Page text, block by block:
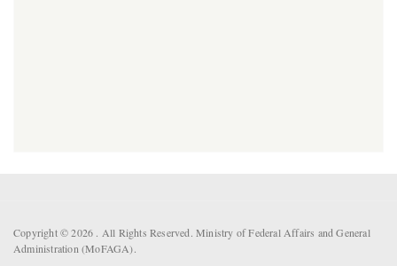
Copyright © 2026 . All Rights Reserved. Ministry of Federal Affairs and General
Administration (MoFAGA).